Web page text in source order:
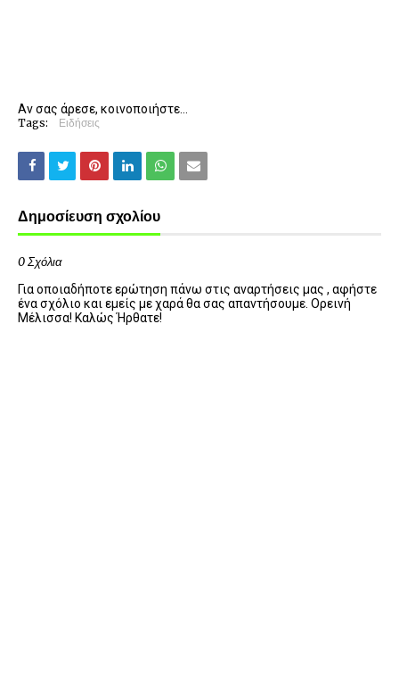
Αν σας άρεσε, κοινοποιήστε...
Tags: Ειδήσεις
Δημοσίευση σχολίου
0 Σχόλια
Για οποιαδήποτε ερώτηση πάνω στις αναρτήσεις μας , αφήστε
ένα σχόλιο και εμείς με χαρά θα σας απαντήσουμε. Ορεινή
Μέλισσα! Καλώς Ήρθατε!